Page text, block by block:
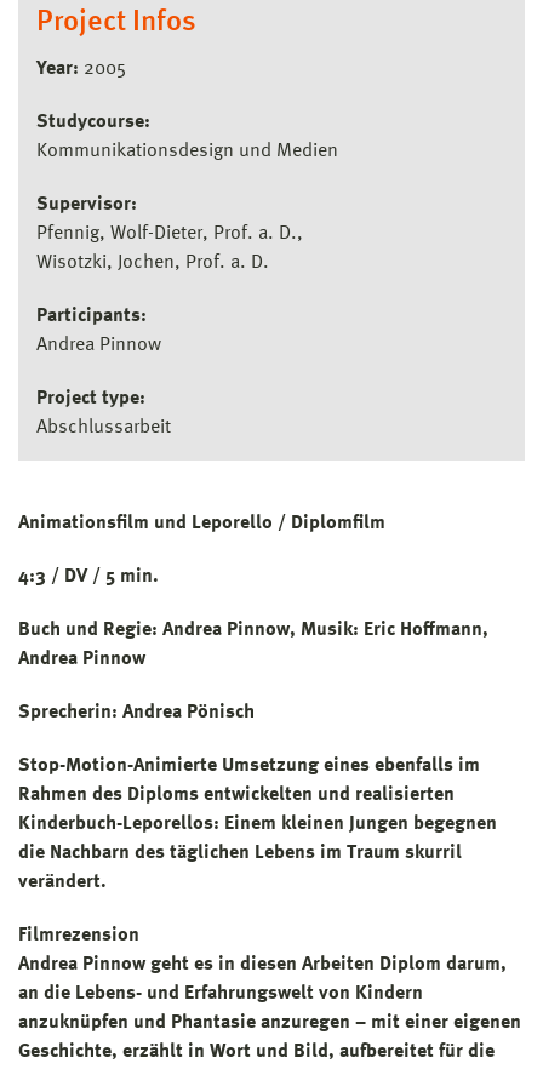
Project Infos
Year: 2005
Studycourse:
Kommunikationsdesign und Medien
Supervisor:
Pfennig, Wolf-Dieter, Prof. a. D.
Wisotzki, Jochen, Prof. a. D.
Participants:
Andrea Pinnow
Project type:
Abschlussarbeit
Animationsfilm und Leporello / Diplomfilm
4:3 / DV / 5 min.
Buch und Regie: Andrea Pinnow, Musik: Eric Hoffmann,
Andrea Pinnow
Sprecherin: Andrea Pönisch
Stop-Motion-Animierte Umsetzung eines ebenfalls im
Rahmen des Diploms entwickelten und realisierten
Kinderbuch-Leporellos: Einem kleinen Jungen begegnen
die Nachbarn des täglichen Lebens im Traum skurril
verändert.
Filmrezension
Andrea Pinnow geht es in diesen Arbeiten Diplom darum,
an die Lebens- und Erfahrungswelt von Kindern
anzuknüpfen und Phantasie anzuregen – mit einer eigenen
Geschichte, erzählt in Wort und Bild, aufbereitet für die